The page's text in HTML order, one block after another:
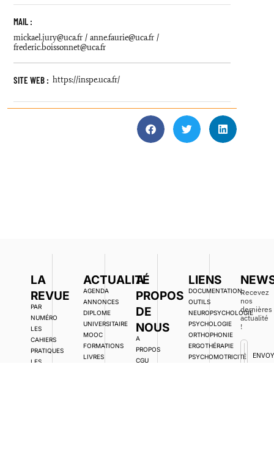
MAIL :
mickael.jury@uca.fr / anne.faurie@uca.fr /
frederic.boissonnet@uca.fr
SITE WEB : https://inspe.uca.fr/
LA
REVUE
PAR
NUMÉRO
LES
CAHIERS
PRATIQUES
LES
ACTUALITÉ
AGENDA
ANNONCES
DIPLOME
UNIVERSITAIRE
MOOC
FORMATIONS
LIVRES
A
PROPOS
DE
NOUS
A
PROPOS
CGU
LIENS
DOCUMENTATION,
OUTILS
NEUROPSYCHOLOGIE
PSYCHOLOGIE
ORTHOPHONIE
ERGOTHÉRAPIE
PSYCHOMOTRICITÉ
Recevez
nos
dernières
actualité
!